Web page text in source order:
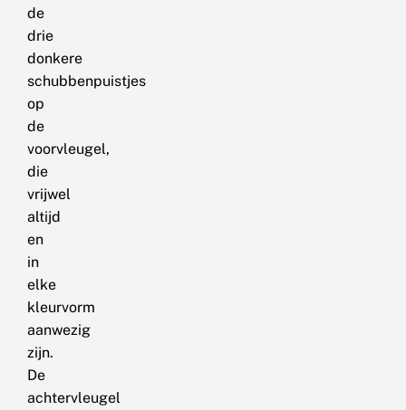
de
drie
donkere
schubbenpuistjes
op
de
voorvleugel,
die
vrijwel
altijd
en
in
elke
kleurvorm
aanwezig
zijn.
De
achtervleugel